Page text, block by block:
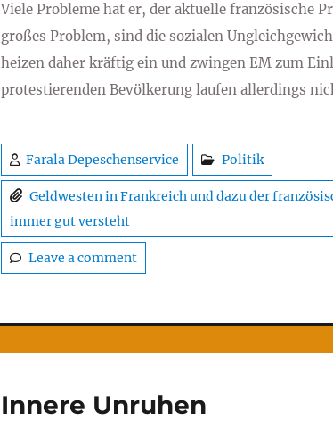
Viele Probleme hat er, der aktuelle französische
großes Problem, sind die sozialen
heizen daher kräftig ein und zwingen EM zum
protestierenden Bevölkerung laufen allerdings
Farala Depeschenservice Politik
Geldwesten in Frankreich und dazu der
immer gut versteht
Leave a comment
Innere Unruhen